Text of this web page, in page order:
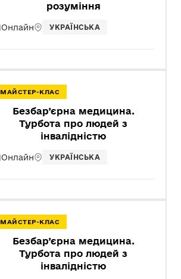
розуміння
Онлайн УКРАЇНСЬКА
МАЙСТЕР-КЛАС
Безбар’єрна медицина.
Турбота про людей з
інвалідністю
Онлайн УКРАЇНСЬКА
МАЙСТЕР-КЛАС
Безбар’єрна медицина.
Турбота про людей з
інвалідністю